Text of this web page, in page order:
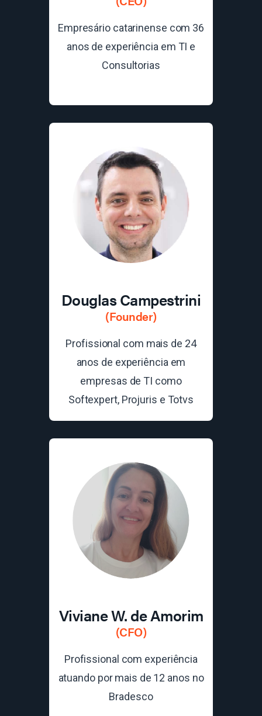
Empresário catarinense com 36
anos de experiência em TI e
Consultorias
Douglas Campestrini
(Founder)
Profissional com mais de 24
anos de experiência em
empresas de TI como
Softexpert, Projuris e Totvs
Viviane W. de Amorim
(CFO)
Profissional com experiência
atuando por mais de 12 anos no
Bradesco